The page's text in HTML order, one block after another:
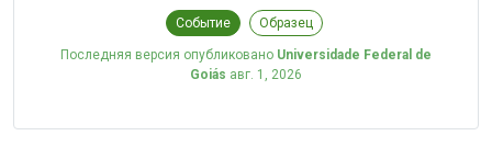
Событие Образец
Последняя версия опубликовано Universidade Federal de
Goiás авг. 1, 2026